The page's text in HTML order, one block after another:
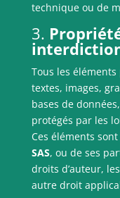
technique ou de
3.
Tous les
textes, images,
bases de
protégés par les
Ces éléments
SAS, ou de ses
droits d’auteur,
autre droit